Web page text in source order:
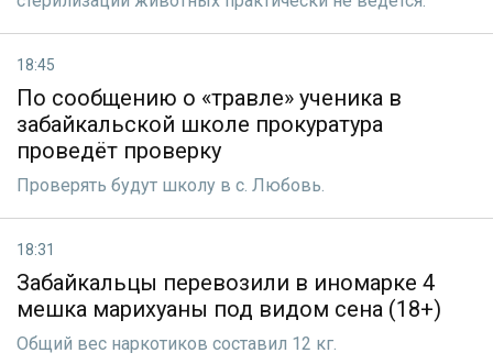
18:45
По сообщению о «травле» ученика в
забайкальской школе прокуратура
проведёт проверку
Проверять будут школу в с. Любовь.
18:31
Забайкальцы перевозили в иномарке 4
мешка марихуаны под видом сена (18+)
Общий вес наркотиков составил 12 кг.